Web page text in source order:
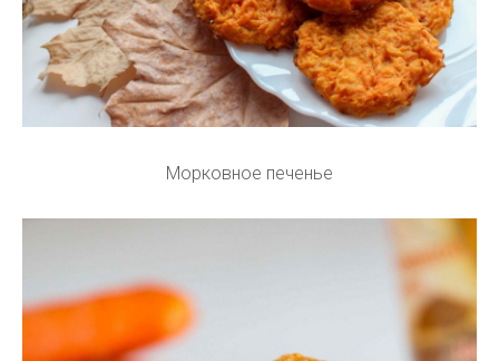
Морковное печенье